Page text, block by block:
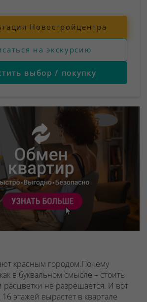
Новостройцентра
на экскурсию
выбор / покупку
красным городом.Почему
в буквальном смысле – стоить
расцветки не разрешается. И вот
этажей вырастет в квартале